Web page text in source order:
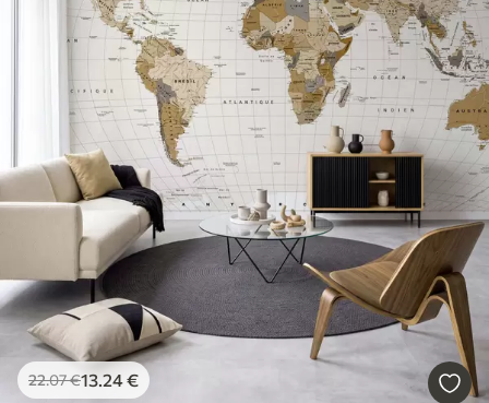
22.07€13.24€